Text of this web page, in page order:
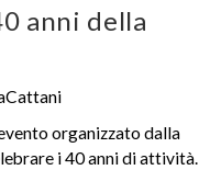
anni della
organizzato dalla
i 40 anni di attività.